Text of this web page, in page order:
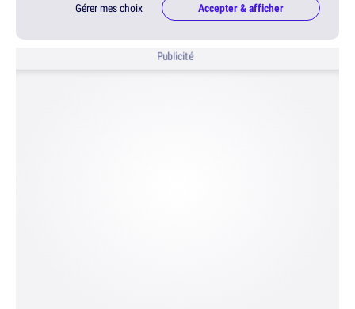
Gérer mes choix Accepter & afficher
Publicité